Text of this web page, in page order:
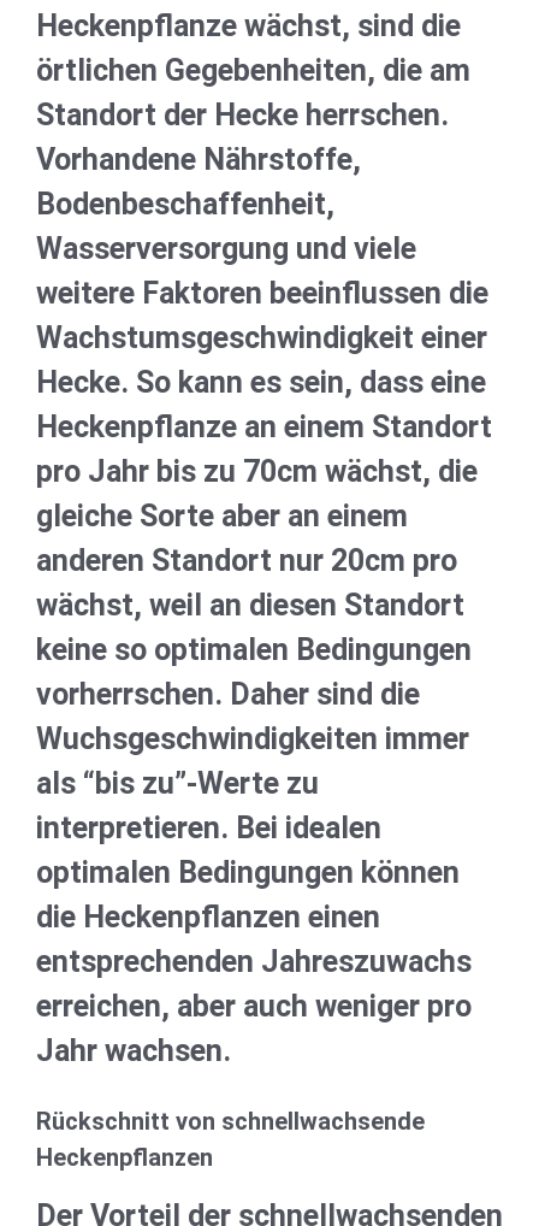
Heckenpflanze wächst, sind die
örtlichen Gegebenheiten, die am
Standort der Hecke herrschen.
Vorhandene Nährstoffe,
Bodenbeschaffenheit,
Wasserversorgung und viele
weitere Faktoren beeinflussen die
Wachstumsgeschwindigkeit einer
Hecke. So kann es sein, dass eine
Heckenpflanze an einem Standort
pro Jahr bis zu 70cm wächst, die
gleiche Sorte aber an einem
anderen Standort nur 20cm pro
wächst, weil an diesen Standort
keine so optimalen Bedingungen
vorherrschen. Daher sind die
Wuchsgeschwindigkeiten immer
als “bis zu”-Werte zu
interpretieren. Bei idealen
optimalen Bedingungen können
die Heckenpflanzen einen
entsprechenden Jahreszuwachs
erreichen, aber auch weniger pro
Jahr wachsen.
Rückschnitt von schnellwachsende
Heckenpflanzen
Der Vorteil der schnellwachsenden